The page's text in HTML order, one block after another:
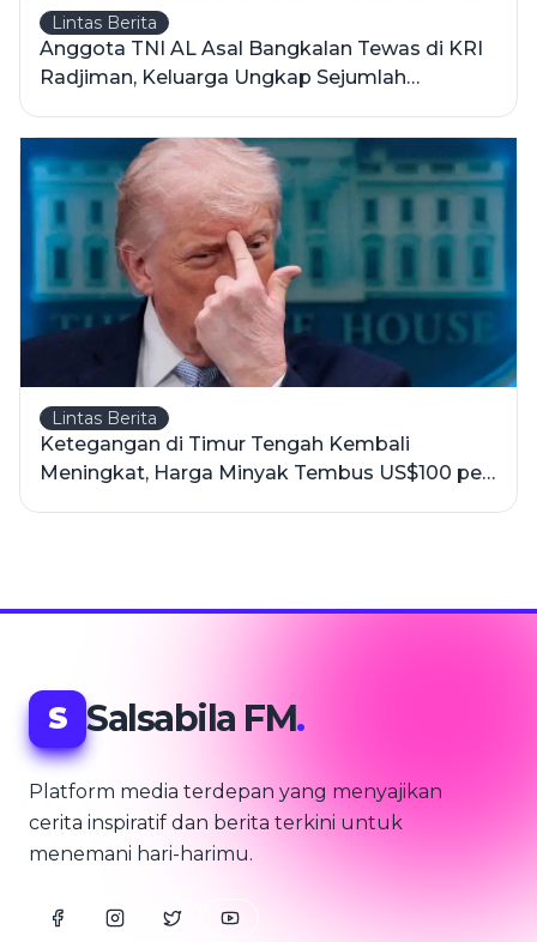
Lintas Berita
Anggota TNI AL Asal Bangkalan Tewas di KRI
Radjiman, Keluarga Ungkap Sejumlah
Lintas Berita
Ketegangan di Timur Tengah Kembali
Meningkat, Harga Minyak Tembus US$100 per
S Salsabila FM.
Platform media terdepan yang menyajikan
cerita inspiratif dan berita terkini untuk
menemani hari-harimu.